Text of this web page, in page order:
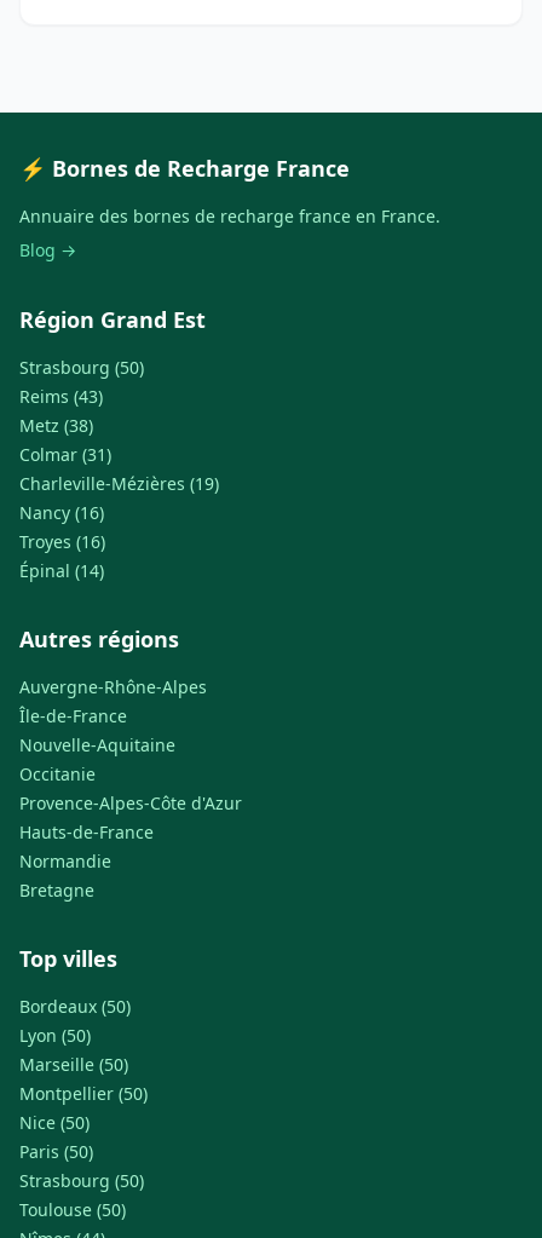
⚡ Bornes de Recharge France
Annuaire des bornes de recharge france en France.
Blog →
Région Grand Est
Strasbourg (50)
Reims (43)
Metz (38)
Colmar (31)
Charleville-Mézières (19)
Nancy (16)
Troyes (16)
Épinal (14)
Autres régions
Auvergne-Rhône-Alpes
Île-de-France
Nouvelle-Aquitaine
Occitanie
Provence-Alpes-Côte d'Azur
Hauts-de-France
Normandie
Bretagne
Top villes
Bordeaux (50)
Lyon (50)
Marseille (50)
Montpellier (50)
Nice (50)
Paris (50)
Strasbourg (50)
Toulouse (50)